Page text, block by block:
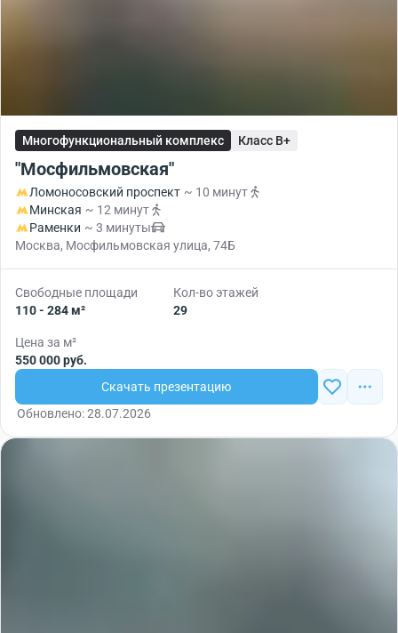
Многофункциональный комплекс Класс B+
"Мосфильмовская"
Ломоносовский проспект ~ 10 минут
Минская ~ 12 минут
Раменки ~ 3 минуты
Москва, Мосфильмовская улица, 74Б
Свободные площади
110 - 284 м²
Кол-во этажей
29
Цена за м²
550 000 руб.
Скачать презентацию
Обновлено: 28.07.2026